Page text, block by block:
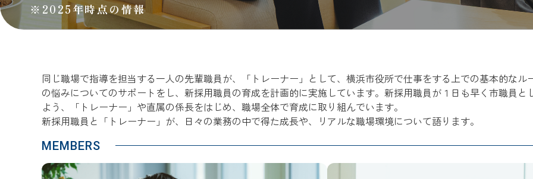
※2025年時点の情報
同じ職場で指導を担当する一人の先輩職員が、「トレーナー」として、横浜市役所で仕事をする上での基本的なル
の悩みについてのサポートをし、新採用職員の育成を計画的に実施しています。新採用職員が１日も早く市職員と
よう、「トレーナー」や直属の係長をはじめ、職場全体で育成に取り組んでいます。
新採用職員と「トレーナー」が、日々の業務の中で得た成長や、リアルな職場環境について語ります。
MEMBERS